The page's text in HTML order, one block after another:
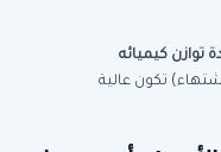
توازن كيميائه
تكون عالية